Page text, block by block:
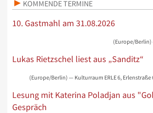
KOMMENDE TERMINE
10. Gastmahl am 31.08.2026
(Europe/Berlin)
Lukas Rietzschel liest aus „Sanditz“
(Europe/Berlin) — Kulturraum ERLE 6, Erlenstraße
Lesung mit Katerina Poladjan aus
Gespräch